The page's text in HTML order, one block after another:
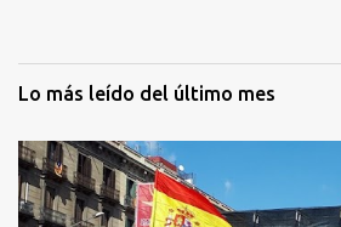
Lo más leído del último mes